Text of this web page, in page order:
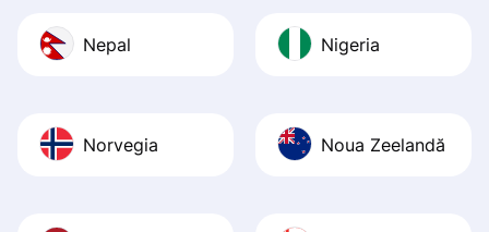
Nepal Nigeria
Norvegia Noua Zeelandă